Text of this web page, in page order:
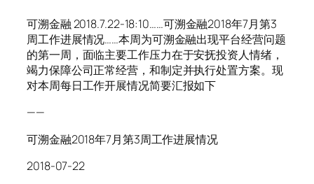
可溯金融 2018.7.22-18:10……可溯金融2018年7月第3
周工作进展情况……本周为可溯金融出现平台经营问题
的第一周，面临主要工作压力在于安抚投资人情绪，
竭力保障公司正常经营，和制定并执行处置方案。现
对本周每日工作开展情况简要汇报如下
——
可溯金融2018年7月第3周工作进展情况
2018-07-22